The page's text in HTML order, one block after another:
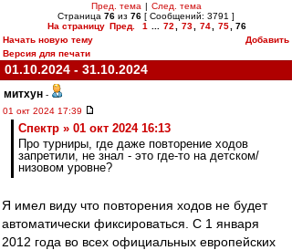
Пред. тема | След. тема
Страница 76 из 76 [ Сообщений: 3791 ]
На страницу Пред. 1 72 73 74 75
76
Начать новую тему
Добавить
Версия для печати
01.10.2024 - 31.10.2024
митхун -
01 окт 2024 17:39
Спектр » 01 окт 2024 16:13
Про турниры, где даже повторение ходов
запретили, не знал - это где-то на детском/
низовом уровне?
Я имел виду что повторения ходов не будет
автоматически фиксироваться. С 1 января
2012 года во всех официальных европейских